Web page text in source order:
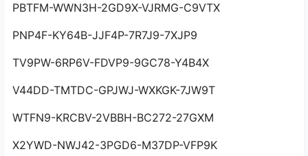
PBTFM-WWN3H-2GD9X-VJRMG-C9VTX
PNP4F-KY64B-JJF4P-7R7J9-7XJP9
TV9PW-6RP6V-FDVP9-9GC78-Y4B4X
V44DD-TMTDC-GPJWJ-WXKGK-7JW9T
WTFN9-KRCBV-2VBBH-BC272-27GXM
X2YWD-NWJ42-3PGD6-M37DP-VFP9K